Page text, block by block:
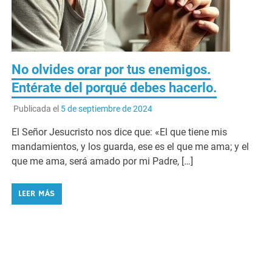
No olvides orar por tus enemigos.
Entérate del porqué debes hacerlo.
Publicada el 5 de septiembre de 2024
El Señor Jesucristo nos dice que: «El que tiene mis
mandamientos, y los guarda, ese es el que me ama; y el
que me ama, será amado por mi Padre, […]
LEER MÁS